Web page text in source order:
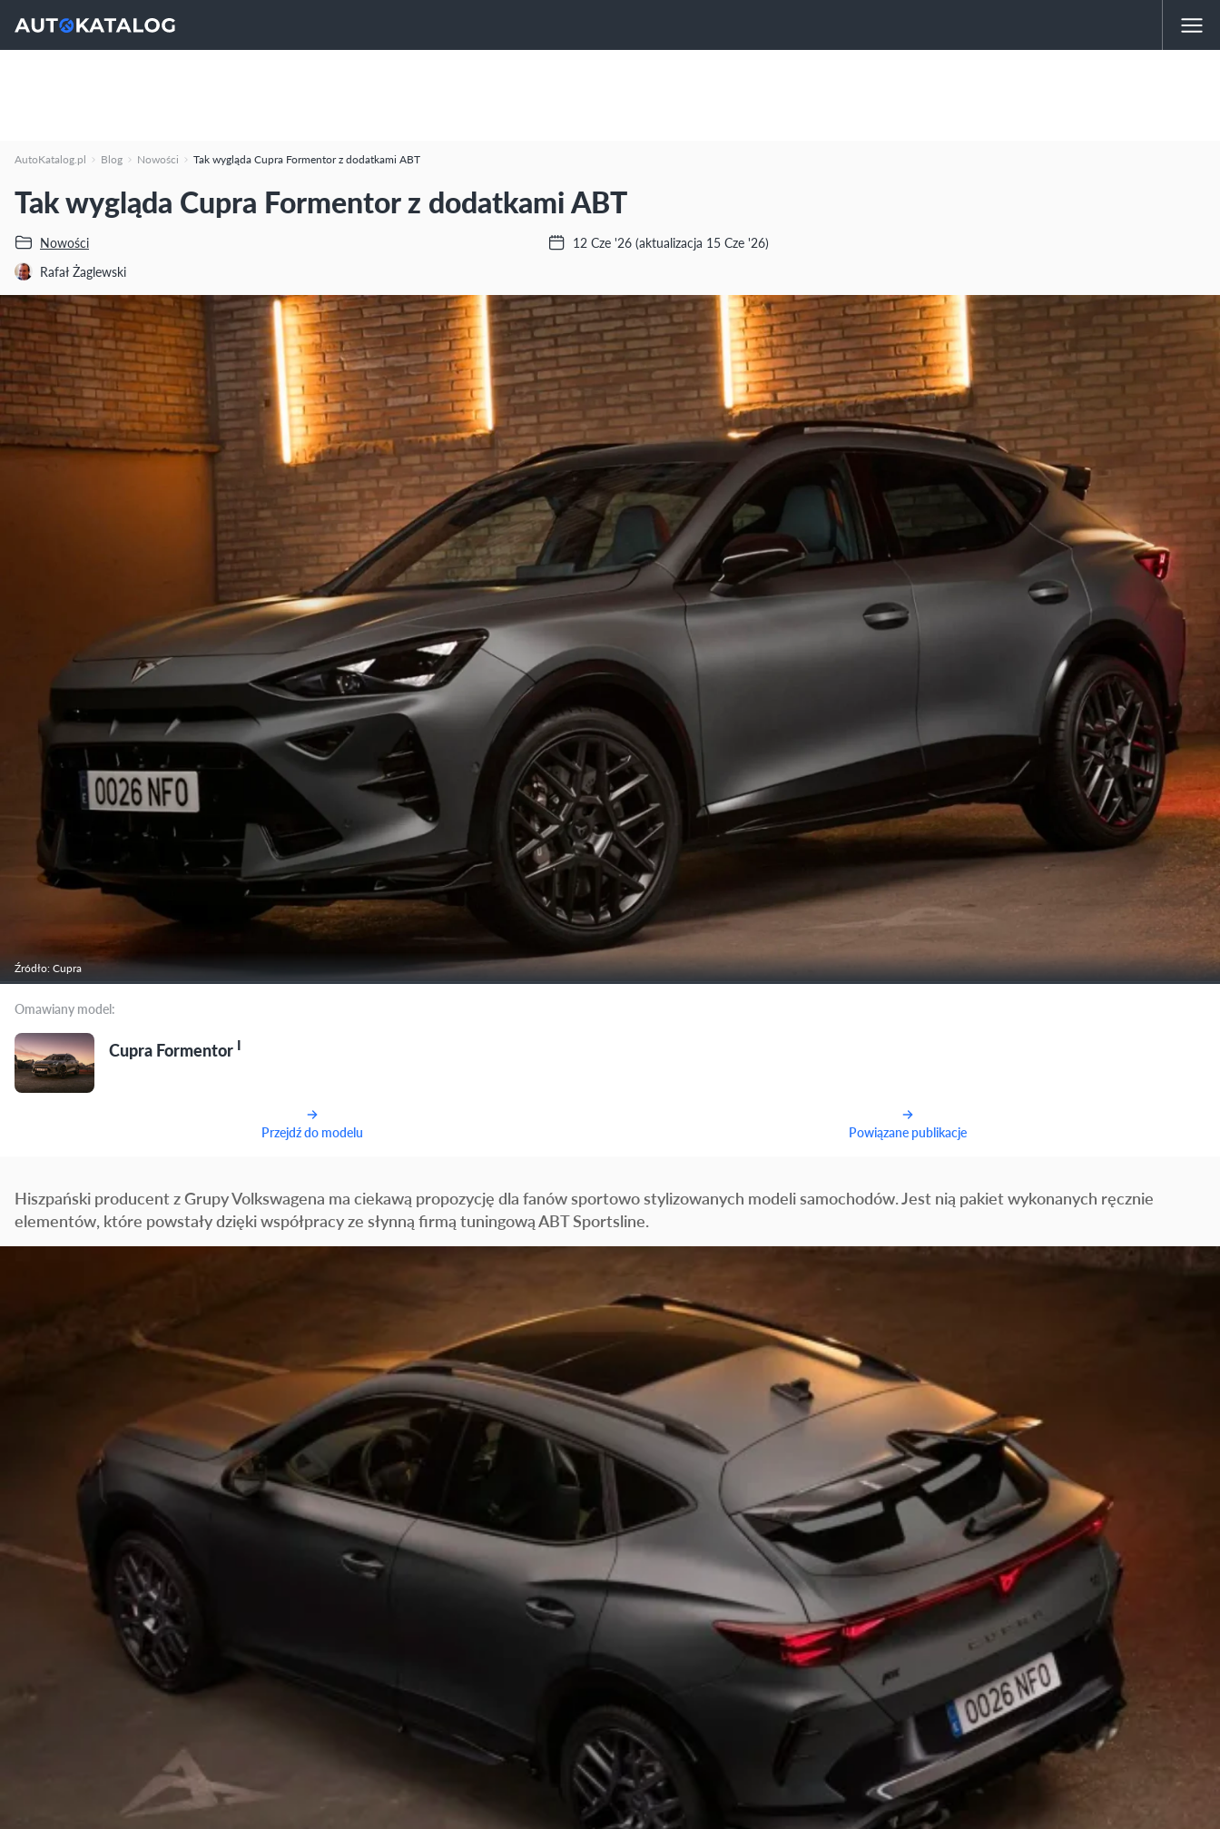
AutoKatalog.pl Blog Nowości Tak wygląda Cupra Formentor z dodatkami ABT
Tak wygląda Cupra Formentor z dodatkami ABT
Nowości
Rafał Żaglewski
12 Cze '26 (aktualizacja 15 Cze '26)
Źródło: Cupra
Omawiany model:
Cupra Formentor I
Przejdź do modelu Powiązane publikacje
Hiszpański producent z Grupy Volkswagena ma ciekawą propozycję dla fanów sportowo stylizowanych modeli samochodów. Jest nią pakiet wykonanych ręcznie
elementów, które powstały dzięki współpracy ze słynną firmą tuningową ABT Sportsline.